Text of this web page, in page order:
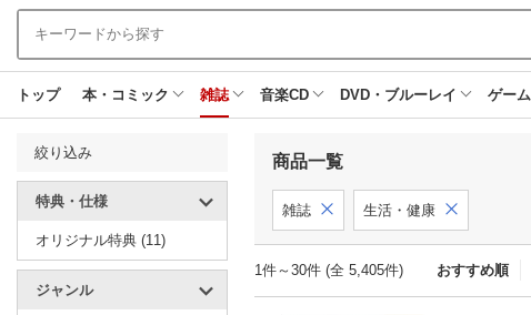
トップ 本・コミック 雑誌 音楽CD DVD・ブルーレイ ゲーム
絞り込み
特典・仕様
オリジナル特典 (11)
ジャンル
商品一覧
雑誌 生活・健康
1件～30件 (全 5,405件) おすすめ順